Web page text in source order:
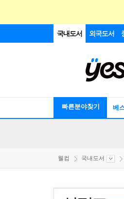
국내도서 외국도서
빠른분야찾기 베
웰컴 국내도서